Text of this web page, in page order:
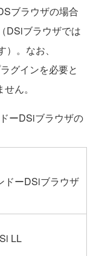
ブラウザの場合
DSiブラウザでは
。なお、
グインを必要と
ん。
ーDSiブラウザの
ドーDSiブラウザ
LL